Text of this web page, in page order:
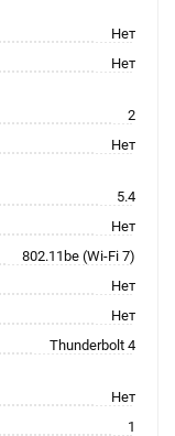
Нет
Нет
2
Нет
5.4
Нет
802.11be (Wi-Fi 7)
Нет
Нет
Thunderbolt 4
Нет
1